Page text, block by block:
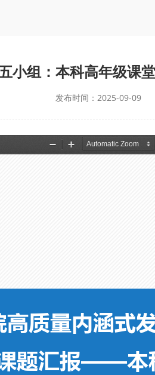
小组：本科高年级课
发布时间：2025-09-09